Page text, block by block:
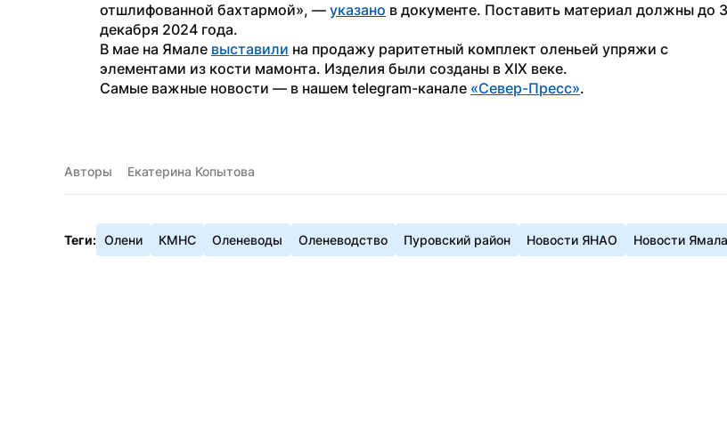
отшлифованной бахтармой», — указано в документе. Поставить материал должны до
декабря 2024 года.
В мае на Ямале выставили на продажу раритетный комплект оленьей упряжи с
элементами из кости мамонта. Изделия были созданы в XIX веке.
Самые важные новости — в нашем telegram-канале «Север-Пресс».
Авторы Екатерина Копытова
Теги: Олени КМНС Оленеводы Оленеводство Пуровский район Новости ЯНАО Новости Ямала